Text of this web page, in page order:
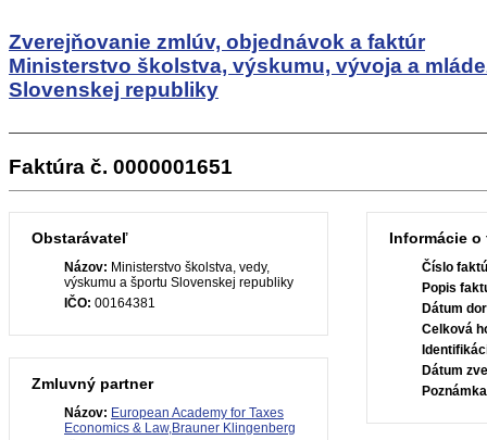
Zverejňovanie zmlúv, objednávok a faktúr
Ministerstvo školstva, výskumu, vývoja a
Slovenskej republiky
Faktúra č. 0000001651
Obstarávateľ
Názov: Ministerstvo školstva, vedy,
výskumu a športu Slovenskej republiky
IČO: 00164381
Zmluvný partner
Názov: European Academy for Taxes
Economics & Law,Brauner Klingenberg
Informácie o
Číslo
Popis
Dátum
Celková
Dátum